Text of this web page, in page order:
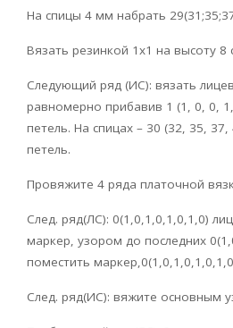
На спицы 4 мм набрать
Вязать резинкой 1х1 на высоту 8
Следующий ряд (ИС): вязать
равномерно прибавив 1 (1, 0, 0,
петель. На спицах – 30 (32, 35,
петель.
Провяжите 4 ряда платочной
След. ряд(ЛС): 0(1,0,1,0,1,0,1,0)
маркер, узором до последних
поместить
След. ряд(ИС): вяжите основным